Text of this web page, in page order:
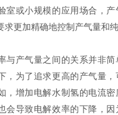
室或小规模的应用场合，
求更加精确地控制产气量和纯
产气量之间的关系并非简
，为了追求更高的产气量，
，增加电解水制氢的电流
会导致电解效率的下降，